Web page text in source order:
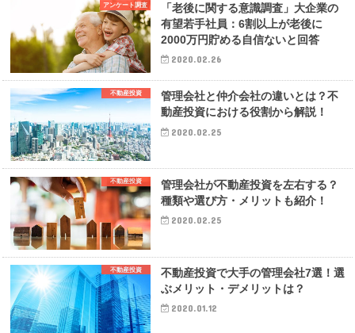
アンケート調査
「老後に関する意識調査」大企業の
有望若手社員：6割以上が老後に
2000万円貯める自信ないと回答
2020.02.26
不動産投資
管理会社と仲介会社の違いとは？不
動産投資における役割から解説！
2020.02.25
不動産投資
管理会社が不動産投資を左右する？
種類や選び方・メリットも紹介！
2020.02.25
不動産投資
不動産投資で大手の管理会社7選！選
ぶメリット・デメリットは？
2020.01.12